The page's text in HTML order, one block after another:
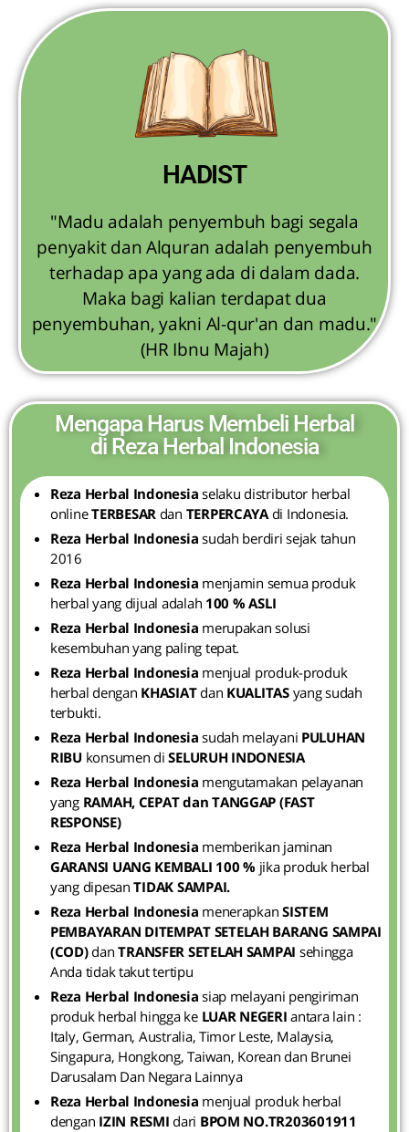
HADIST
"Madu adalah penyembuh bagi segala
penyakit dan Alquran adalah penyembuh
terhadap apa yang ada di dalam dada.
Maka bagi kalian terdapat dua
penyembuhan, yakni Al-qur'an dan madu."
(HR Ibnu Majah)
Mengapa Harus Membeli Herbal
di Reza Herbal Indonesia
Reza Herbal Indonesia selaku distributor herbal
onlineTERBESARdan TERPERCAYAdi Indonesia.
Reza Herbal Indonesia sudah berdiri sejak tahun
2016
Reza Herbal Indonesia menjamin semua produk
herbal yang dijual adalah 100 % ASLI
Reza Herbal Indonesia merupakan solusi
kesembuhan yang paling tepat.
Reza Herbal Indonesia menjual produk-produk
herbal dengan KHASIATdan KUALITASyang sudah
terbukti.
Reza Herbal Indonesiasudah melayani PULUHAN
RIBU konsumen diSELURUH INDONESIA
Reza Herbal Indonesia mengutamakan pelayanan
yang RAMAH, CEPAT dan TANGGAP (FAST
RESPONSE)
Reza Herbal Indonesia memberikan jaminan
GARANSI UANG KEMBALI 100 % jika produk herbal
yang dipesan TIDAK SAMPAI.
Reza Herbal Indonesia menerapkanSISTEM
PEMBAYARAN DITEMPAT SETELAH BARANG SAMPAI
(COD)danTRANSFER SETELAH SAMPAI sehingga
Anda tidak takut tertipu
Reza Herbal Indonesia siap melayani pengiriman
produk herbal hingga keLUAR NEGERI antara lain :
Italy, German, Australia, Timor Leste, Malaysia,
Singapura, Hongkong, Taiwan, Korean dan Brunei
Darusalam Dan Negara Lainnya
Reza Herbal Indonesia menjual produk herbal
dengan IZIN RESMI dari BPOM NO.TR203601911